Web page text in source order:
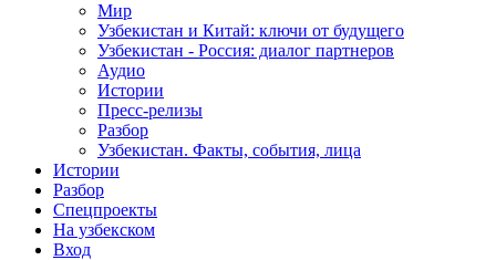
Мир
Узбекистан и Китай: ключи от будущего
Узбекистан - Россия: диалог партнеров
Аудио
Истории
Пресс-релизы
Разбор
Узбекистан. Факты, события, лица
Истории
Разбор
Спецпроекты
На узбекском
Вход